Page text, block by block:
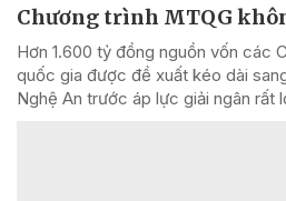
Chương trình MTQG
Hơn 1.600 tỷ đồng nguồn vốn các
quốc gia được đề xuất kéo dài
Nghệ An trước áp lực giải ngân rất